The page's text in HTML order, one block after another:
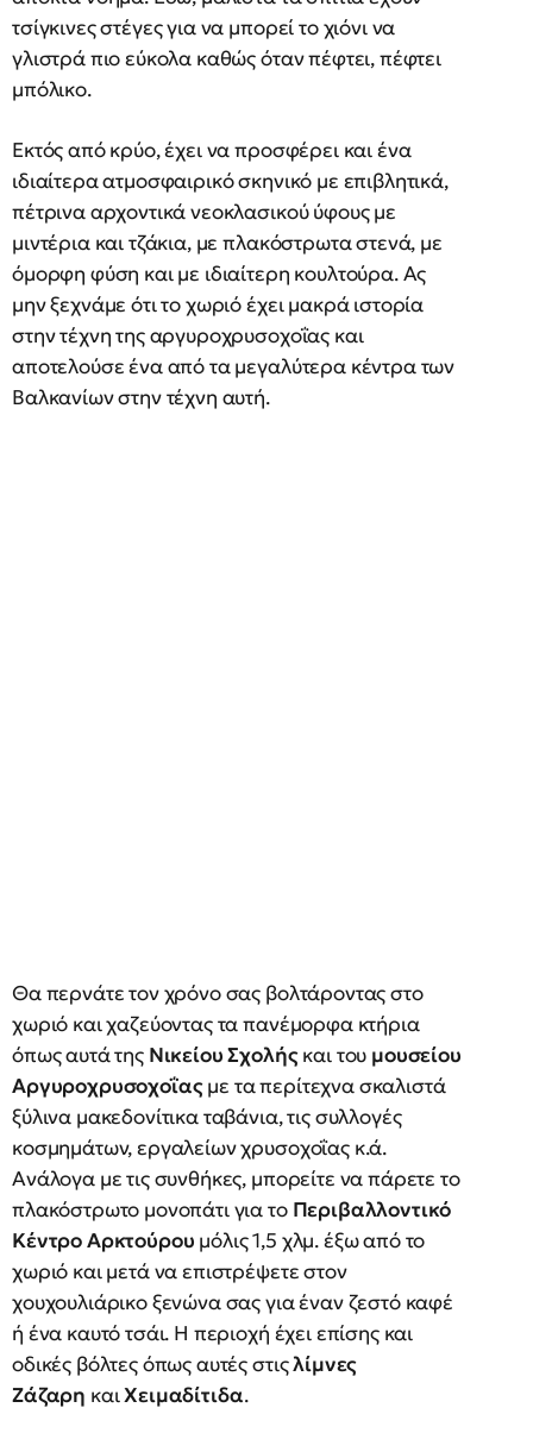
τσίγκινες στέγες για να μπορεί το χιόνι να
γλιστρά πιο εύκολα καθώς όταν πέφτει, πέφτει
μπόλικο.
Εκτός από κρύο, έχει να προσφέρει και ένα
ιδιαίτερα ατμοσφαιρικό σκηνικό με επιβλητικά,
πέτρινα αρχοντικά νεοκλασικού ύφους με
μιντέρια και τζάκια, με πλακόστρωτα στενά, με
όμορφη φύση και με ιδιαίτερη κουλτούρα. Ας
μην ξεχνάμε ότι το χωριό έχει μακρά ιστορία
στην τέχνη της αργυροχρυσοχοΐας και
αποτελούσε ένα από τα μεγαλύτερα κέντρα των
Βαλκανίων στην τέχνη αυτή.
Θα περνάτε τον χρόνο σας βολτάροντας στο
χωριό και χαζεύοντας τα πανέμορφα κτήρια
όπως αυτά της Νικείου Σχολήςκαι του μουσείου
Αργυροχρυσοχοΐαςμε τα περίτεχνα σκαλιστά
ξύλινα μακεδονίτικα ταβάνια, τις συλλογές
κοσμημάτων, εργαλείων χρυσοχοΐας κ.ά.
Ανάλογα με τις συνθήκες, μπορείτε να πάρετε το
πλακόστρωτο μονοπάτι για το Περιβαλλοντικό
Κέντρο Αρκτούρου μόλις 1,5 χλμ. έξω από το
χωριό και μετά να επιστρέψετε στον
χουχουλιάρικο ξενώνα σας για έναν ζεστό καφέ
ή ένα καυτό τσάι. Η περιοχή έχει επίσης και
οδικές βόλτες όπως αυτές στιςλίμνες
Ζάζαρη καιΧειμαδίτιδα.